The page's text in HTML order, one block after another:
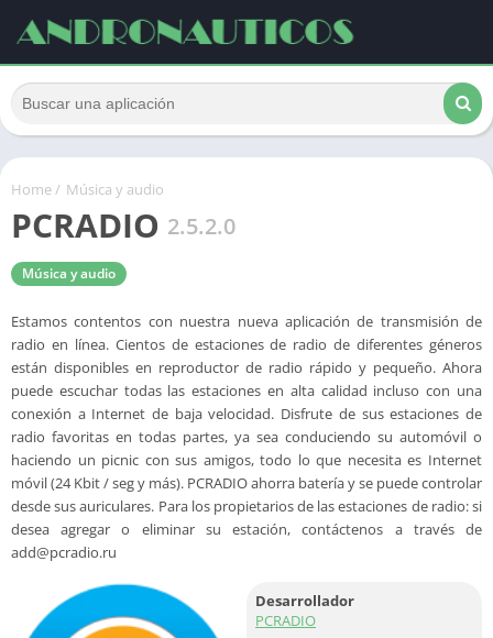
Home/ Música y audio
PCRADIO 2.5.2.0
Música y audio
Estamos contentos con nuestra nueva aplicación de transmisión de
radio en línea. Cientos de estaciones de radio de diferentes géneros
están disponibles en reproductor de radio rápido y pequeño. Ahora
puede escuchar todas las estaciones en alta calidad incluso con una
conexión a Internet de baja velocidad. Disfrute de sus estaciones de
radio favoritas en todas partes, ya sea conduciendo su automóvil o
haciendo un picnic con sus amigos, todo lo que necesita es Internet
móvil (24 Kbit / seg y más). PCRADIO ahorra batería y se puede controlar
desde sus auriculares. Para los propietarios de las estaciones de radio: si
desea agregar o eliminar su estación, contáctenos a través de
add@pcradio.ru
Desarrollador
PCRADIO